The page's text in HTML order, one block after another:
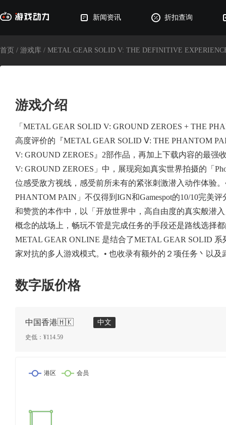
新闻资讯 折扣查询
首页 / 游戏库 / METAL GEAR SOLID V: THE DEFINITIVE
游戏介绍
「METAL GEAR SOLID V: GROUND ZEROES + THE
高度评价的『METAL GEAR SOLID Ⅴ: THE PHANTOM
V: GROUND ZEROES』2部作品，再加上下载内容的最强
V: GROUND ZEROES」中，展现宛如真实世界拍摄的「
位感受敌方视线，感受前所未有的紧张刺激潜入动作体验
PHANTOM PAIN」不仅得到IGN和Gamespot的10/10完美
和赞赏的本作中，以「开放世界中，高自由度的真实般潜
概念的战场上，畅玩不管是完成任务的手段还是路线选择
METAL GEAR ONLINE 是结合了METAL GEAR SOLID
家对抗的多人游戏模式。• 也收录有额外的２项任务丶以
数字版价格
中国香港🇭🇰 中文
史低：¥114.59